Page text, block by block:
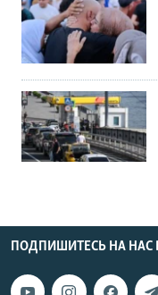
ПОДПИШИТЕСЬ НА НАС